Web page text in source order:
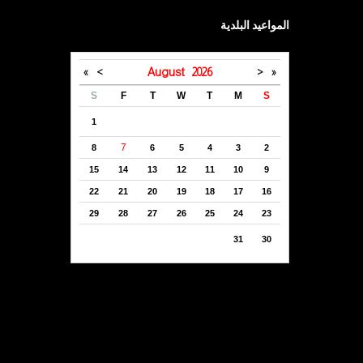
المواعيد البلدية
«
<
August 2026
>
»
S
M
T
W
T
F
S
1
2
3
4
5
6
7
8
9
10
11
12
13
14
15
16
17
18
19
20
21
22
23
24
25
26
27
28
29
30
31